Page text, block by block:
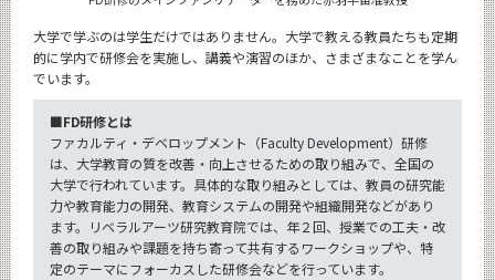
大学で学ぶのは学生だけではありません。大学で教える教員たちも定期
的に学内で研修会を実施し、講義や演習のほか、さまざまなことを学ん
でいます。
■FD研修とは
ファカルティ・デベロップメント（Faculty Development）研修
は、大学教育の質を改善・向上させるための取り組みで、全国の
大学で行われています。具体的な取り組みとしては、教員の研究能
力や教育能力の開発、教育システムの開発や組織開発などがあり
ます。リベラルアーツ研究教育院では、年２回、授業での工夫・改
善の取り組みや課題を持ち寄って共有するワークショップや、特
定のテーマにフォーカスした研修会などを行っています。